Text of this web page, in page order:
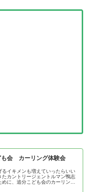
も会 カーリング体験会
るイキメンも増えていったらいい
たカントリージェントルマン鴨志
めに、追分こども会のカーリング